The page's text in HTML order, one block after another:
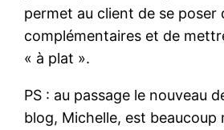
permet au client de se poser
complémentaires et de
« à plat ».
PS : au passage le nouveau
blog, Michelle, est beaucoup